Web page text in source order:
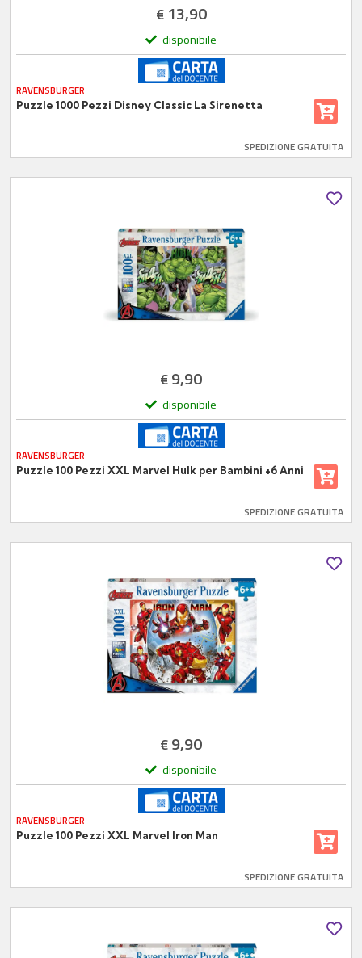
€13,90
disponibile
RAVENSBURGER
Puzzle 1000 Pezzi Disney Classic La Sirenetta
SPEDIZIONE GRATUITA
€9,90
disponibile
RAVENSBURGER
Puzzle 100 Pezzi XXL Marvel Hulk per Bambini +6 Anni
SPEDIZIONE GRATUITA
€9,90
disponibile
RAVENSBURGER
Puzzle 100 Pezzi XXL Marvel Iron Man
SPEDIZIONE GRATUITA